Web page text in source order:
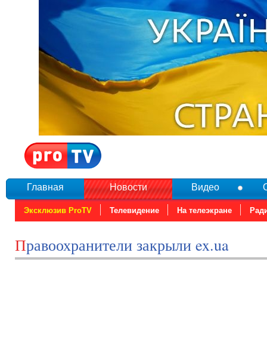
Главная Новости
Эксклюзив ProTV Телевидение На телеэкране
Видео
Правоохранители закрыли ex.ua